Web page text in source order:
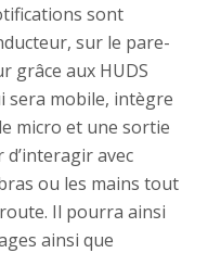
sont
sur le pare-
grâce aux HUDS
sera mobile, intègre
micro et une sortie
avec
ou les mains tout
Il pourra ainsi
ainsi que